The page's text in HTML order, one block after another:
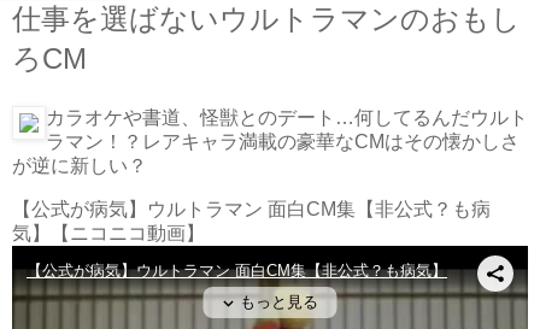
仕事を選ばないウルトラマンのおもし
ろCM
カラオケや書道、怪獣とのデート…何してるんだウルト
ラマン！？レアキャラ満載の豪華なCMはその懐かしさ
が逆に新しい？
【公式が病気】ウルトラマン 面白CM集【非公式？も病
気】
【ニコニコ動画】